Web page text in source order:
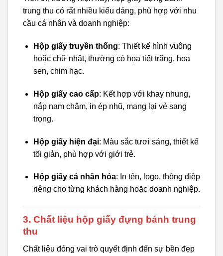
trung thu có rất nhiều kiểu dáng, phù hợp với nhu
cầu cá nhân và doanh nghiệp:
Hộp giấy truyền thống: Thiết kế hình vuông
hoặc chữ nhật, thường có họa tiết trăng, hoa
sen, chim hạc.
Hộp giấy cao cấp: Kết hợp với khay nhung,
nắp nam châm, in ép nhũ, mang lại vẻ sang
trọng.
Hộp giấy hiện đại: Màu sắc tươi sáng, thiết kế
tối giản, phù hợp với giới trẻ.
Hộp giấy cá nhân hóa: In tên, logo, thông điệp
riêng cho từng khách hàng hoặc doanh nghiệp.
3. Chất liệu hộp giấy đựng bánh trung
thu
Chất liệu đóng vai trò quyết định đến sự bền đẹp